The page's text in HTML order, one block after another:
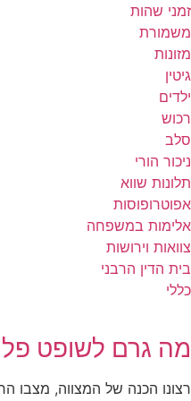
זמני שהות
משמורת
מזונות
גיטין
ילדים
רכוש
סלב
ניכור הורי
תלונות שווא
אפוטרופוסות
אלימות במשפחה
צוואות וירושות
בית הדין הרבני
כללי
מה גרם לשופט
רצונו הכנה של המצווה, מצבו